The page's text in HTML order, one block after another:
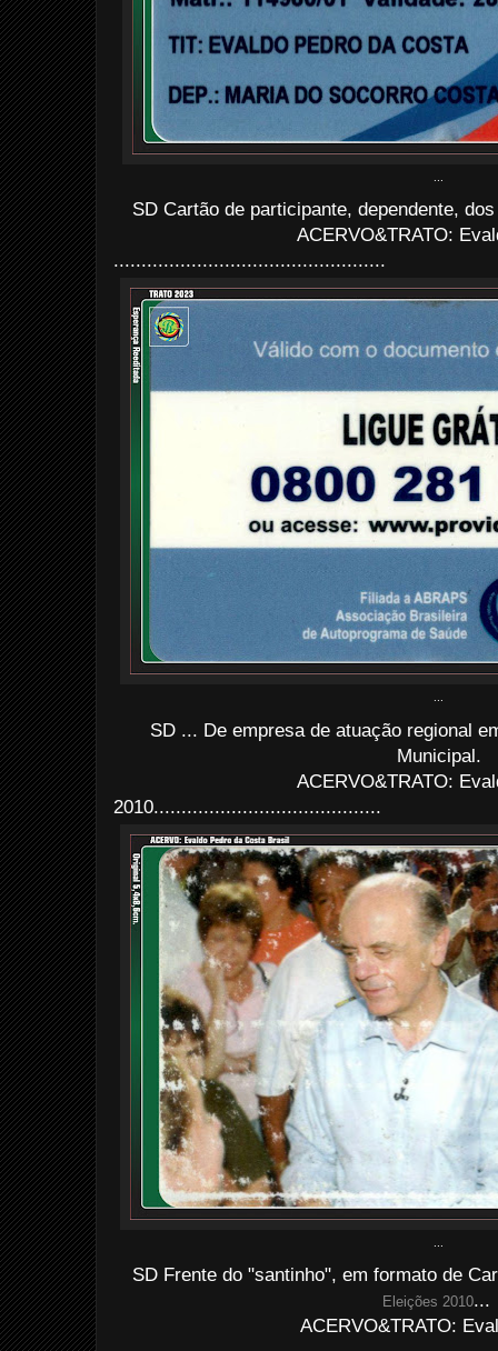
SD Cartão de participante, dependente,
ACERVO&TRATO:
.................................................
SD ... De empresa de atuação regional
Municipal.
ACERVO&TRATO:
2010.........................................
SD Frente do "santinho", em formato de
Eleições 2010...
ACERVO&TRATO: